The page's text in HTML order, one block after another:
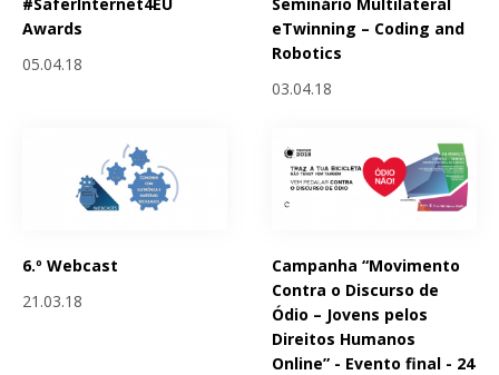
Awards
05.04.18
eTwinning – Coding and
Robotics
03.04.18
6.º Webcast
21.03.18
Campanha “Movimento
Contra o Discurso de
Ódio – Jovens pelos
Direitos Humanos
Online” - Evento final - 24